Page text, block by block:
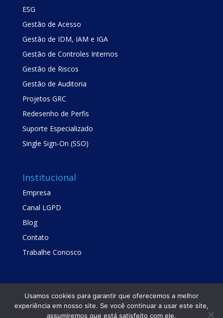
ESG
Gestão de Acesso
Gestão de IDM, IAM e IGA
Gestão de Controles Internos
Gestão de Riscos
Gestão de Auditoria
Projetos GRC
Redesenho de Perfis
Suporte Especializado
Single Sign-On (SSO)
Institucional
Empresa
Canal LGPD
Blog
Contato
Trabalhe Conosco
Usamos cookies para garantir que oferecemos a melhor
experiência em nosso site. Se você continuar a usar este site,
assumiremos que está satisfeito com ele.